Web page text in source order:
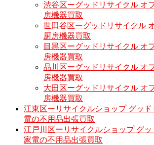
渋谷区ーグッドリサイクル オ
房機器買取
世田谷区ーグッドリサイクル
厨房機器買取
目黒区ーグッドリサイクル オ
房機器買取
品川区ーグッドリサイクル オ
房機器買取
大田区ーグッドリサイクル オ
房機器買取
江東区ーリサイクルショップ グッ
電の不用品出張買取
江戸川区ーリサイクルショップ グ
家電の不用品出張買取